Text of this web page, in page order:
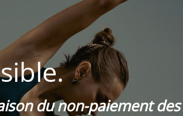
du non-paiement